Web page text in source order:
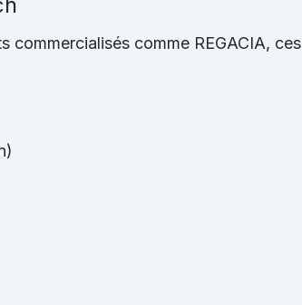
commercialisés comme REGACIA, ces